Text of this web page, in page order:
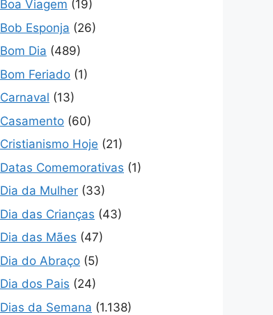
Boa Viagem (19)
Bob Esponja (26)
Bom Dia (489)
Bom Feriado (1)
Carnaval (13)
Casamento (60)
Cristianismo Hoje (21)
Datas Comemorativas (1)
Dia da Mulher (33)
Dia das Crianças (43)
Dia das Mães (47)
Dia do Abraço (5)
Dia dos Pais (24)
Dias da Semana (1.138)